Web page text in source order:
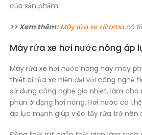
của sản phẩm.
>> Xem thêm: Máy rửa xe Hiromacó
Máy rửa xe hơi nước nóng áp
Máy rửa xe hơi nước nóng hay máy
thiết bị rửa xe hiện đại với công nghệ
sử dụng công nghệ gia nhiệt, làm cho
phun ở dạng hơi nóng. Hơi nước có
áp lực mạnh giúp việc tẩy rửa trở nên